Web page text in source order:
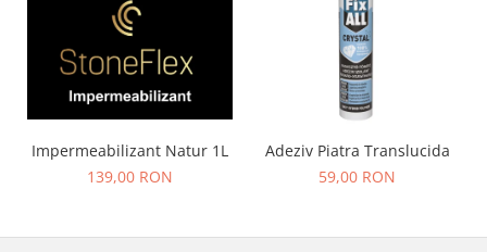
Impermeabilizant Natur 1L
139,00 RON
Adeziv Piatra Translucida
59,00 RON